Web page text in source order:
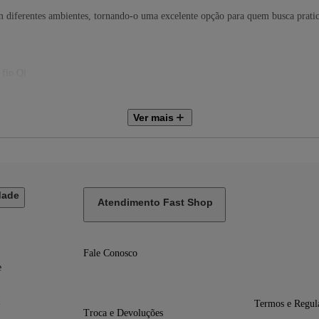
ambientes, tornando-o uma excelente opção para quem busca
Ver mais
Atendimento Fast Shop
Fale Conosco
Troca e Devoluções
Termos e